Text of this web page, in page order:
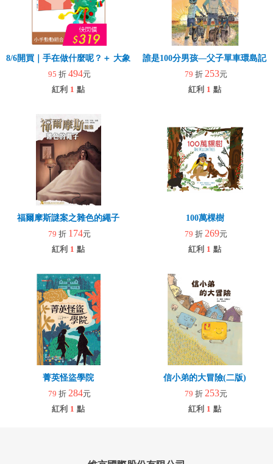
8/6開買｜手在做什麼呢？＋ 大象拉拉樂(玩具)
95 折 494元
紅利 1 點
誰是100分男孩—父子單車環島記
79 折 253元
紅利 1 點
福爾摩斯謎案之雜色的繩子
79 折 174元
紅利 1 點
100萬棵樹
79 折 269元
紅利 1 點
菁英怪盜學院
79 折 284元
紅利 1 點
信小弟的大冒險(二版)
79 折 253元
紅利 1 點